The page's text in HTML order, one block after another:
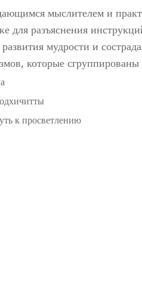
мыслителем и
для разъяснения
мудрости и
которые
к просветлению